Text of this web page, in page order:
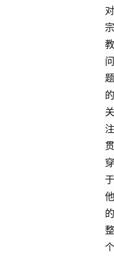
对
宗
教
问
题
的
关
注
贯
穿
于
他
的
整
个